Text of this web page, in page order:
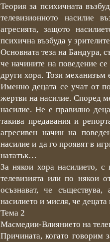
Теория за психичната
телевизионното насилие
агресията, защото
психична възбуда у
Основната теза на Бандура,
че начините на поведение
други хора. Този механизъм
Именно децата се учат от
жертви на насилие. Според
насилие. Не е правилно
такива предавания и
агресивен начин на
насилие и да го проявят в
нататък…
За някои хора насилието,
телевизията или по някои
осъзнават, че
насилието и мисля, че
Тема 2
Масмедии-Влиянието на
Причината, когато